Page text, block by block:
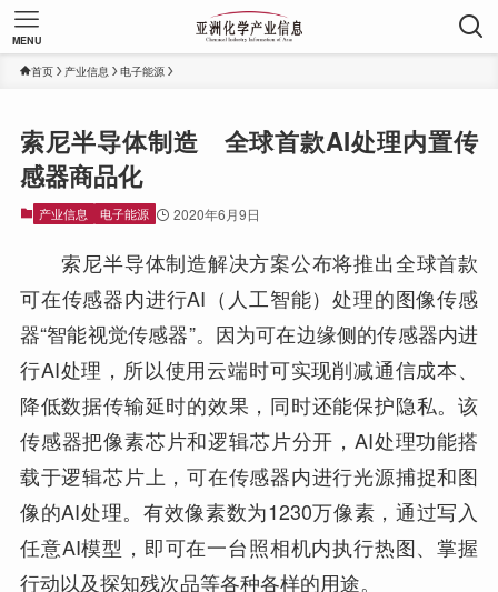
MENU
首页 产业信息 电子能源
索尼半导体制造 全球首款AI处理内置传
感器商品化
产业信息 电子能源 2020年6月9日
索尼半导体制造解决方案公布将推出全球首款
可在传感器内进行AI（人工智能）处理的图像传感
器“智能视觉传感器”。因为可在边缘侧的传感器内进
行AI处理，所以使用云端时可实现削减通信成本、
降低数据传输延时的效果，同时还能保护隐私。该
传感器把像素芯片和逻辑芯片分开，AI处理功能搭
载于逻辑芯片上，可在传感器内进行光源捕捉和图
像的AI处理。有效像素数为1230万像素，通过写入
任意AI模型，即可在一台照相机内执行热图、掌握
行动以及探知残次品等各种各样的用途。